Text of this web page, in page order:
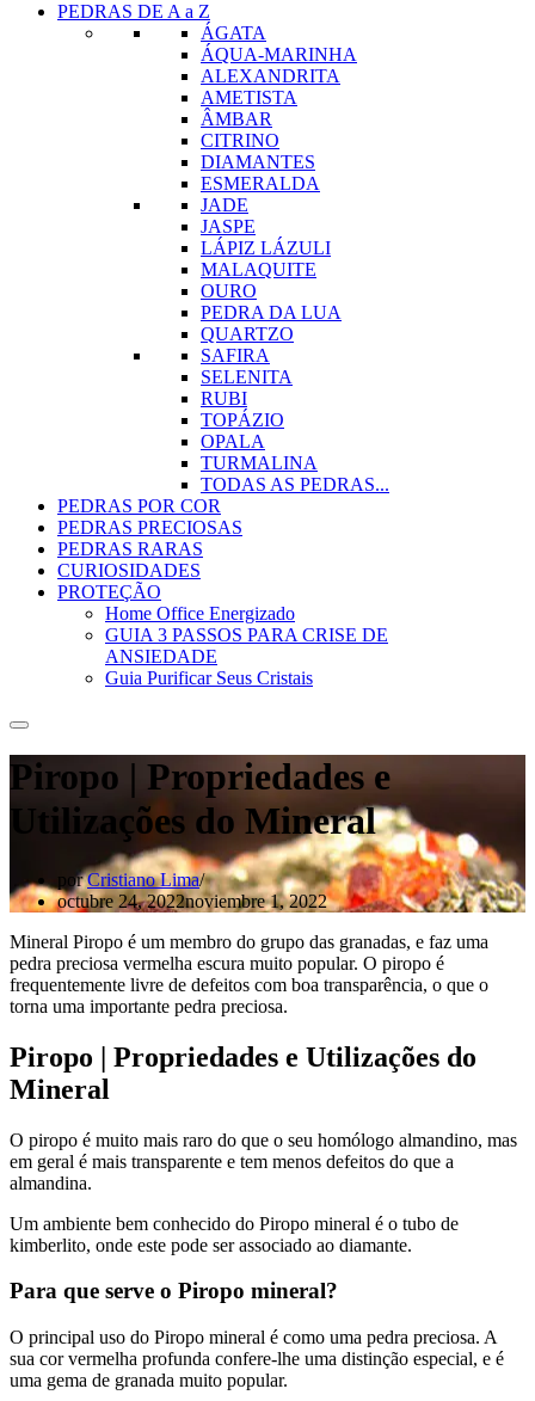
PEDRAS DE A a Z
ÁGATA
ÁQUA-MARINHA
ALEXANDRITA
AMETISTA
ÂMBAR
CITRINO
DIAMANTES
ESMERALDA
JADE
JASPE
LÁPIZ LÁZULI
MALAQUITE
OURO
PEDRA DA LUA
QUARTZO
SAFIRA
SELENITA
RUBI
TOPÁZIO
OPALA
TURMALINA
TODAS AS PEDRAS...
PEDRAS POR COR
PEDRAS PRECIOSAS
PEDRAS RARAS
CURIOSIDADES
PROTEÇÃO
Home Office Energizado
GUIA 3 PASSOS PARA CRISE DE
ANSIEDADE
Guia Purificar Seus Cristais
Piropo | Propriedades e
Utilizações do Mineral
porCristiano Lima
octubre 24, 2022noviembre 1, 2022
Mineral Piropo é um membro do grupo das granadas, e faz uma
pedra preciosa vermelha escura muito popular. O piropo é
frequentemente livre de defeitos com boa transparência, o que o
torna uma importante pedra preciosa.
Piropo | Propriedades e Utilizações do
Mineral
O piropo é muito mais raro do que o seu homólogo almandino, mas
em geral é mais transparente e tem menos defeitos do que a
almandina.
Um ambiente bem conhecido do Piropo mineral é o tubo de
kimberlito, onde este pode ser associado ao diamante.
Para que serve o Piropo mineral?
O principal uso do Piropo mineral é como uma pedra preciosa. A
sua cor vermelha profunda confere-lhe uma distinção especial, e é
uma gema de granada muito popular.